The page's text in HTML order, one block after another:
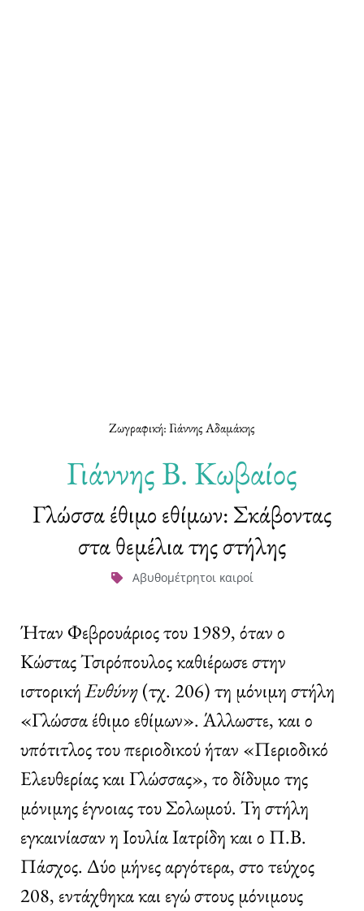
Ζωγραφική: Γιάννης Αδαμάκης
Γιάννης Β. Κωβαίος
Γλώσσα έθιμο εθίμων: Σκάβοντας
στα θεμέλια της στήλης
Αβυθομέτρητοι καιροί
Ήταν Φεβρουάριος του 1989, όταν ο
Κώστας Τσιρόπουλος καθιέρωσε στην
ιστορικήΕυθύνη(τχ. 206) τη μόνιμη στήλη
«Γλώσσα έθιμο εθίμων». Άλλωστε, και ο
υπότιτλος του περιοδικού ήταν «Περιοδικό
Ελευθερίας και Γλώσσας», το δίδυμο της
μόνιμης έγνοιας του Σολωμού. Τη στήλη
εγκαινίασαν η Ιουλία Ιατρίδη και ο Π.Β.
Πάσχος. Δύο μήνες αργότερα, στο τεύχος
208, εντάχθηκα και εγώ στους μόνιμους